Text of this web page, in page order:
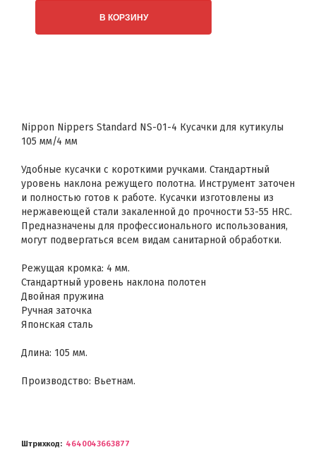
В КОРЗИНУ
Nippon Nippers Standard NS-01-4 Кусачки для кутикулы
105 мм/4 мм
Удобные кусачки с короткими ручками. Стандартный
уровень наклона режущего полотна. Инструмент заточен
и полностью готов к работе. Кусачки изготовлены из
нержавеющей стали закаленной до прочности 53-55 HRC.
Предназначены для профессионального использования,
могут подвергаться всем видам санитарной обработки.
Режущая кромка: 4 мм.
Стандартный уровень наклона полотен
Двойная пружина
Ручная заточка
Японская сталь
Длина: 105 мм.
Производство: Вьетнам.
Штрихкод
4640043663877